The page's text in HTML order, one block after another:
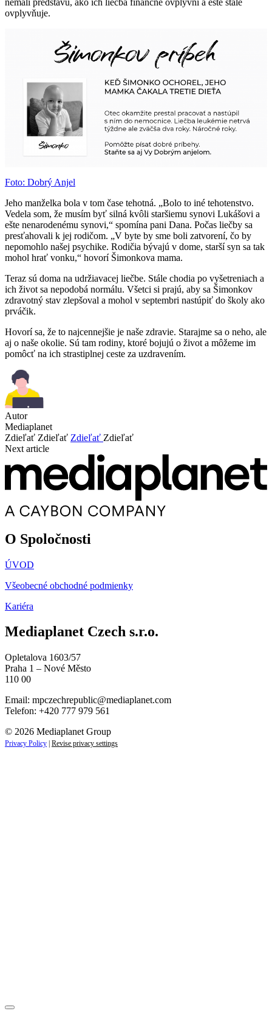
ovplyvňuje.
Foto: Dobrý Anjel
Jeho manželka bola v tom čase tehotná. „Bolo to iné tehotenstvo.
Vedela som, že musím byť silná kvôli staršiemu synovi Lukášovi a
ešte nenarodenému synovi,“ spomína pani Dana. Počas liečby sa
presťahovali k jej rodičom. „V byte by sme boli zatvorení, čo by
nepomohlo našej psychike. Rodičia bývajú v dome, starší syn sa tak
mohol hrať vonku,“ hovorí Šimonkova mama.
Teraz sú doma na udržiavacej liečbe. Stále chodia po vyšetreniach a
ich život sa nepodobá normálu. Všetci si prajú, aby sa Šimonkov
zdravotný stav zlepšoval a mohol v septembri nastúpiť do školy ako
prváčik.
Hovorí sa, že to najcennejšie je naše zdravie. Starajme sa o neho, ale
aj o naše okolie. Sú tam rodiny, ktoré bojujú o život a môžeme im
pomôcť na ich strastiplnej ceste za uzdravením.
Autor
Mediaplanet
Zdieľať Zdieľať Zdieľať Zdieľať
Next article
O Spoločnosti
ÚVOD
Všeobecné obchodné podmienky
Kariéra
Mediaplanet Czech s.r.o.
Opletalova 1603/57
Praha 1 – Nové Město
110 00
Email: mpczechrepublic@mediaplanet.com
Telefon: +420 777 979 561
© 2026 Mediaplanet Group
Privacy Policy Revise privacy settings